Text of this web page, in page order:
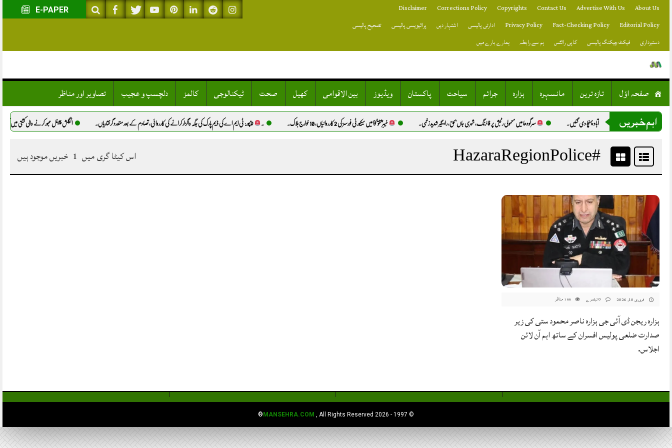
to
E-PAPER About Us
Advertise With Us
Contact Us
Copyrights
Corrections Policy
Disclaimer
Editorial Policy
Fact-Checking Policy
Privacy Policy ادارتی پالیسی اشتہار دیں پرائیویسی پالیسی
تصحیح پالیسی
دستبرداری
فیکٹ چیکنگ پالیسی کاپی رائٹس ہم سے رابطہ ہمارے بارے میں
صفحہ اوّل تازہ ترین مانسہرہ ہزارہ جرائم سیاحت پاکستان ویڈیوز بین الاقوامی کھیل صحت ٹیکنالوجی کالمز دلچسپ و عجیب تصاویر اور مناظر
اہم خبریں سرگودھا میں معمولی رنجش پر فائرنگ، شہری جاں بحق، راہگیر شدید زخمی. خیبرپختونخوا میں سیکیورٹی فورسز کی 2 کارروائیاں، 10 خوارج ہلاک. ۔ خانپور: ٹی ایم اے کی ڈیم پارک کی جگہ واگزار کرانے کی کارروائی، تصادم کے بعد متعدد گرفتاریاں. انگلش چینل عبور کرنے والی کشتی میں آگ، 173 تارکینِ وطن ریسکیو.
#HazaraRegionPolice اس کیٹا گری میں 1 خبریں موجود ہیں
فروری 10, 2026 188 مناظر
ہزارہ ریجن ڈی آئی جی ہزارہ ناصر محمود ستی کی زیر
صدارت ضلعی پولیس افسران کے ساتھ اہم آن لائن
اجلاس.
© 1997 - 2026
MANSEHRA.COM , All Rights Reserved®